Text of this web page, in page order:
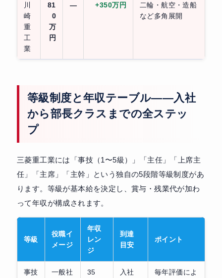
川
崎
重
工
業
81
0
万
円
— +350万円
二輪・航空・造船
など多角展開
等級制度と年収テーブル——入社
から部長クラスまでの全ステッ
プ
三菱重工業には「事技（1〜5級）」「主任」「上席主
任」「主席」「主幹」という独自の5段階等級制度があ
ります。等級が基本給を決定し、賞与・残業代が加わ
って年収が構成されます。
等級
役職イ
メージ
年収
レン
ジ
到達
目安
ポイント
事技
一般社
35
入社
毎年評価によ